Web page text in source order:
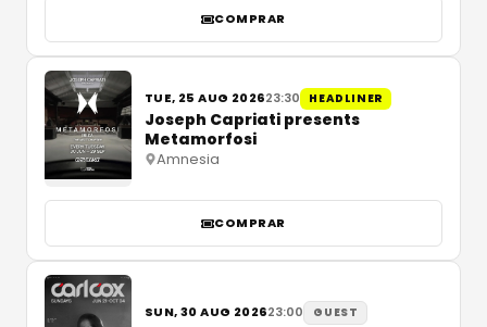
COMPRAR
TUE, 25 AUG 202623:30 HEADLINER
Joseph Capriati presents
Metamorfosi
Amnesia
COMPRAR
SUN, 30 AUG 202623:00 GUEST